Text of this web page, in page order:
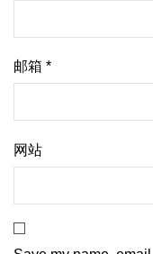
邮箱 *
网站